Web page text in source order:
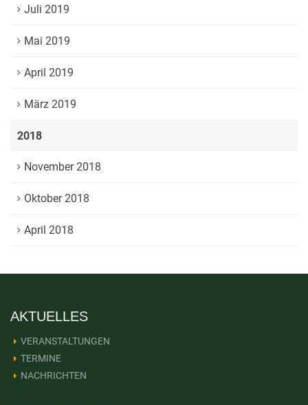
Juli 2019
Mai 2019
April 2019
März 2019
2018
November 2018
Oktober 2018
April 2018
AKTUELLES
VERANSTALTUNGEN
TERMINE
NACHRICHTEN